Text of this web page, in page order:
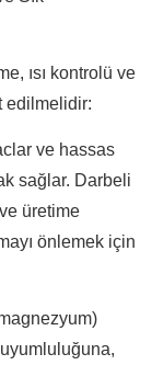
ısı kontrolü ve
edilmelidir:
ve hassas
sağlar. Darbeli
üretime
önlemek için